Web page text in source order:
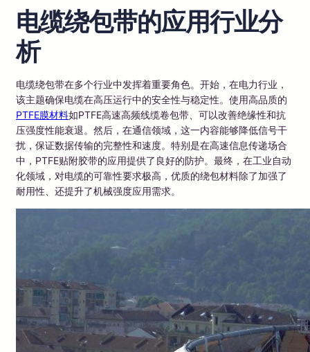
电缆绕包带的应用行业分
析
电缆绕包带在多个行业中发挥着重要角色。开始，在电力行业，
该主题确保电缆在高压运行中的安全性与稳定性。使用高品质的
PTFE膜材料如PTFE高速高频线缆卷包带、可以改善绝缘性和抗
压强度性能衰退。然后，在通信领域，这一内容能够降低信号干
扰，保证数据传输的完整性和速度。特别是在高速信息传递场合
中，PTFE贴附胶带的应用提供了良好的防护。最终，在工业自动
化领域，对电缆的可靠性要求极高，优质的绕包材料除了加强了
耐用性、还提升了机械强度应用需求。